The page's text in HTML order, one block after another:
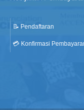
📝 Pendaftaran
💳 Konfirmasi